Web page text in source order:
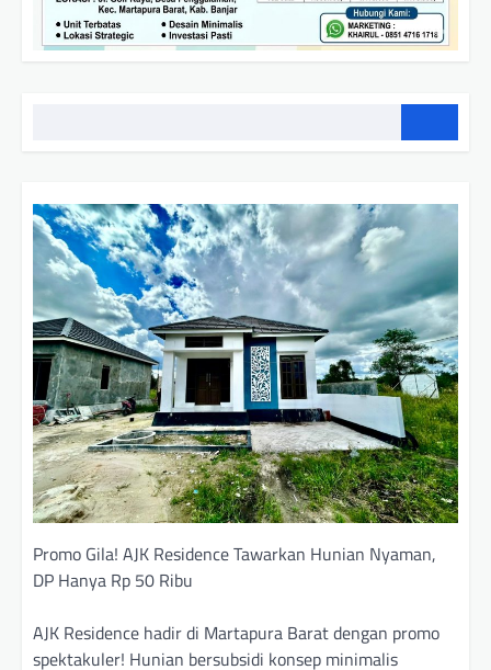
Promo Gila! AJK Residence Tawarkan Hunian Nyaman,
DP Hanya Rp 50 Ribu
AJK Residence hadir di Martapura Barat dengan promo
spektakuler! Hunian bersubsidi konsep minimalis